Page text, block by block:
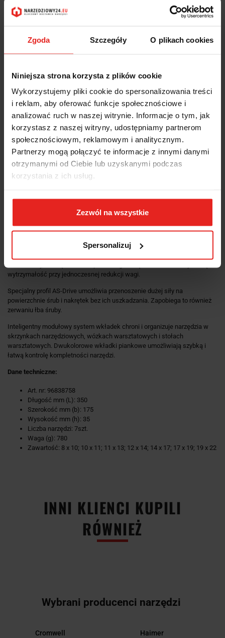
Zgoda Szczegóły O plikach cookies
Niniejsza strona korzysta z plików cookie
Wykorzystujemy pliki cookie do spersonalizowania treści
i reklam, aby oferować funkcje społecznościowe i
analizować ruch w naszej witrynie. Informacje o tym, jak
korzystasz z naszej witryny, udostępniamy partnerom
społecznościowym, reklamowym i analitycznym.
Partnerzy mogą połączyć te informacje z innymi danymi
otrzymanymi od Ciebie lub uzyskanymi podczas
korzystania z ich usług.
Zezwól na wszystkie
Spersonalizuj
INFORMACJE DOT.
BEZPIECZEŃSTWA
OPINIE I OCENY (0)
Zestaw TCS 1/3 kluczy oczkowych otwartych 8-22mm, 7-el. 96838758
Stahlwille
Dzięki systemowi Tool Control narzędzia leżą w odpornych na działanie
substancji chemicznych wkładkach z bezpiecznej pianki z wysoce
precyzyjnymi, trójwymiarowymi wycięciami.
Charakterystyczne zaokrąglone wykończenie STAHLWILLE sprawia, że ​​
W modułowym systemie Tool Control System (TCS) wkłady narzędziowe
warsztatowych.
Klucze płasko-oczkowe i oczkowe Stahlwille posiadają dodatkowe
wytrzymałość przy jednoczesnej redukcji wagi.
Specjalny profil AS-Drive umożliwia przenoszenie dużej siły na
powierzchnie śrub i nakrętek bez ich uszkadzania. Zapobiega to również
zerwaniu łba śruby.
Inteligentny modułowy system wkładek chroni i organizuje narzędzia w
skrzynkach narzędziowych, wózkach warsztatowych i stołach
warsztatowych. Dwukolorowe wkładki piankowe umożliwiają szybką i
łatwą kontrolę kompletności narzędzi.
Dane techniczne:
Art. nr: 96838758
Długość mm (L): 350
Szerokość mm (b): 175
Wysokość mm (h): 35
Liczba narzędzi: 7szt.
Waga (g): 780
Zawartość: 8 x 10; 10 x 11; 11 x 13; 12 x 14; 14 x 17; 17 x 19; 19 x 22
INNI KLIENCI KUPILI
RÓWNIEŻ
Wybrani producenci narzędzi
Cromwell
Haimer